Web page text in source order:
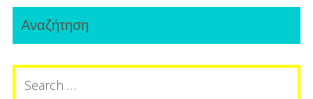
navigation
Primary
Sidebar
Αναζήτηση
Search
for: